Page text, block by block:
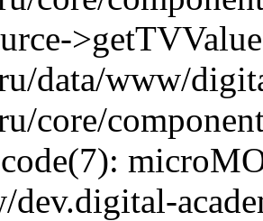
data/www/
core/
dev.digital-